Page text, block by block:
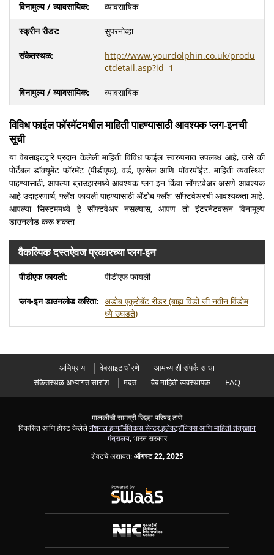
व्यावसायिक
सुपरनोव्हा
http://www.yourdolphin.co.uk/produ
ctdetail.asp?id=1
व्यावसायिक
विविध फाईल फॉरमॅटमधील माहिती पाहण्यासाठी आवश्यक प्लग-इनची
सूची
या वेबसाइटद्वारे प्रदान केलेली माहिती विविध फाईल स्वरुपनात उपलब्ध आहे, जसे की
पोर्टेबल डॉक्यूमेंट फॉरमॅट (पीडीएफ), वर्ड, एक्सेल आणि पॉवरपॉईंट. माहिती व्यवस्थित
पाहण्यासाठी, आपल्या ब्राउझरमध्ये आवश्यक प्लग-इन किंवा सॉफ्टवेअर असणे आवश्यक
आहे उदाहरणार्थ, फ्लॅश फायली पाहण्यासाठी ॲडोब फ्लॅश सॉफ्टवेअरची आवश्यकता आहे.
आपल्या सिस्टममध्ये हे सॉफ्टवेअर नसल्यास, आपण तो इंटरनेटवरून विनामूल्य
डाउनलोड करू शकता
वैकल्पिक दस्तऐवज प्रकारच्या प्लग-इन
पीडीएफ फायली
अडोब एक्रोबॅट रीडर(बाह्य विंडो जी नवीन विंडोम
ध्ये उघडते)
अभिप्राय वेबसाइट धोरणे
आमच्याशी संपर्क साधा
संकेतस्थळ अभ्यागत सारांश
मदत वेब माहिती व्यवस्थापक FAQ
मालकीची सामग्री जिल्हा परिषद ठाणे
विकसित आणि होस्ट केलेलेनॅशनल इन्फॉर्मतिकस सेन्टर,इलेक्ट्रॉनिक्स आणि माहिती तंत्रज्ञान
मंत्रालय, भारत सरकार
शेवटचे अद्यावत:ऑगस्ट 22, 2025